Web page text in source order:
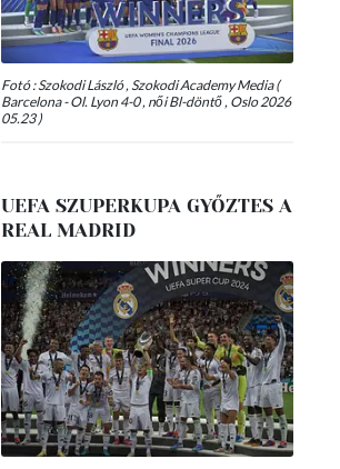
Fotó : Szokodi László , Szokodi Academy Media (
Barcelona - Ol. Lyon 4-0 , női Bl-döntő , Oslo 2026
05.23 )
UEFA SZUPERKUPA GYŐZTES A
REAL MADRID